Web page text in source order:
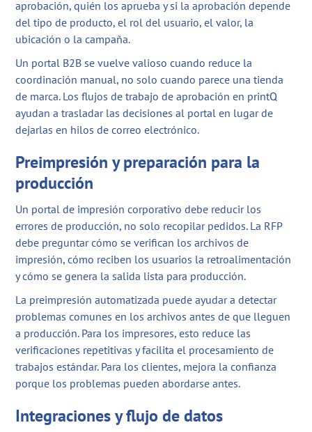
aprobación, quién los aprueba y si la aprobación depende
del tipo de producto, el rol del usuario, el valor, la
ubicación o la campaña.
Un portal B2B se vuelve valioso cuando reduce la
coordinación manual, no solo cuando parece una tienda
de marca. Los flujos de trabajo de aprobación en printQ
ayudan a trasladar las decisiones al portal en lugar de
dejarlas en hilos de correo electrónico.
Preimpresión y preparación para la
producción
Un portal de impresión corporativo debe reducir los
errores de producción, no solo recopilar pedidos. La RFP
debe preguntar cómo se verifican los archivos de
impresión, cómo reciben los usuarios la retroalimentación
y cómo se genera la salida lista para producción.
La preimpresión automatizada puede ayudar a detectar
problemas comunes en los archivos antes de que lleguen
a producción. Para los impresores, esto reduce las
verificaciones repetitivas y facilita el procesamiento de
trabajos estándar. Para los clientes, mejora la confianza
porque los problemas pueden abordarse antes.
Integraciones y flujo de datos